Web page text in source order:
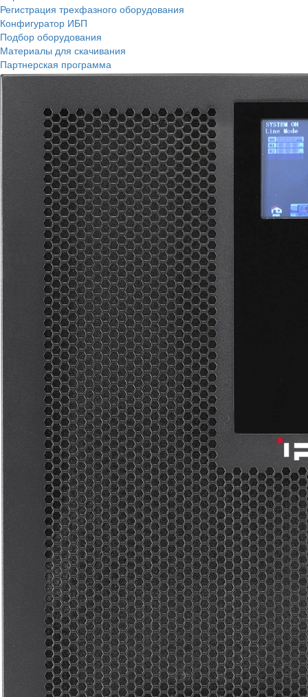
Регистрация трехфазного оборудования
Конфигуратор ИБП
Подбор оборудования
Материалы для скачивания
Партнерская программа